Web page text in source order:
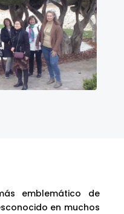
emblemático de
en muchos